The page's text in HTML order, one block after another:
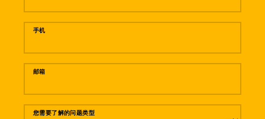
手机
邮箱
您需要了解的问题类型